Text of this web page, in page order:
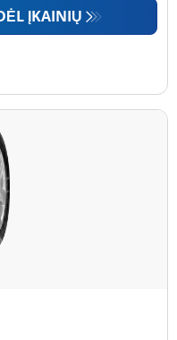
ĮKAINIŲ